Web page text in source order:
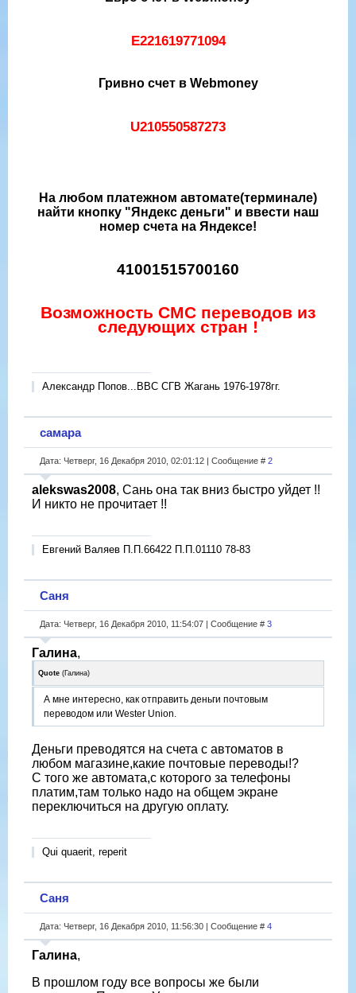
E221619771094
Гривно счет в Webmoney
U210550587273
На любом платежном автомате(терминале)
найти кнопку "Яндекс деньги" и ввести наш
номер счета на Яндексе!
41001515700160
Возможность СМС переводов из
следующих стран !
Александр Попов...ВВС СГВ Жагань 1976-1978гг.
самара
Дата: Четверг, 16 Декабря 2010, 02:01:12 | Сообщение # 2
alekswas2008, Сань она так вниз быстро уйдет !!
И никто не прочитает !!
Евгений Валяев П.П.66422 П.П.01110 78-83
Саня
Дата: Четверг, 16 Декабря 2010, 11:54:07 | Сообщение # 3
Галина,
Quote (Галина)
А мне интересно, как отправить деньги почтовым
переводом или Wester Union.
Деньги преводятся на счета с автоматов в
любом магазине,какие почтовые переводы!?
С того же автомата,с которого за телефоны
платим,там только надо на общем экране
переключиться на другую оплату.
Qui quaerit, reperit
Саня
Дата: Четверг, 16 Декабря 2010, 11:56:30 | Сообщение # 4
Галина,
В прошлом году все вопросы же были